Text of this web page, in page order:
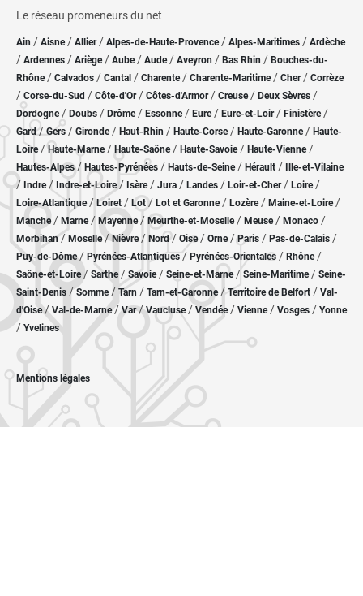
Le réseau promeneurs du net
Ain / Aisne/ Allier/ Alpes-de-Haute-Provence / Alpes-Maritimes / Ardèche
/ Ardennes / Ariège/ Aube/ Aude / Aveyron / Bas Rhin / Bouches-du-
Rhône/ Calvados / Cantal / Charente / Charente-Maritime/ Cher / Corrèze
/ Corse-du-Sud / Côte-d'Or / Côtes-d'Armor/ Creuse/ Deux Sèvres /
Dordogne/ Doubs / Drôme/ Essonne / Eure/ Eure-et-Loir / Finistère/
Gard/Gers / Gironde/ Haut-Rhin / Haute-Corse/ Haute-Garonne/ Haute-
Loire/Haute-Marne/ Haute-Saône/ Haute-Savoie/ Haute-Vienne/
Hautes-Alpes/ Hautes-Pyrénées / Hauts-de-Seine/ Hérault / Ille-et-Vilaine
/ Indre/ Indre-et-Loire/ Isère/ Jura / Landes / Loir-et-Cher/ Loire/
Loire-Atlantique/ Loiret / Lot/ Lot et Garonne/ Lozère / Maine-et-Loire/
Manche/ Marne/ Mayenne/ Meurthe-et-Moselle/ Meuse/ Monaco /
Morbihan/ Moselle/ Nièvre / Nord/ Oise / Orne/Paris / Pas-de-Calais /
Puy-de-Dôme/ Pyrénées-Atlantiques / Pyrénées-Orientales / Rhône/
Saône-et-Loire/ Sarthe/ Savoie/ Seine-et-Marne/ Seine-Maritime/ Seine-
Saint-Denis /Somme/ Tarn / Tarn-et-Garonne/Territoire de Belfort / Val-
d'Oise/ Val-de-Marne/Var/Vaucluse/ Vendée/ Vienne/ Vosges / Yonne
/ Yvelines
Mentions légales